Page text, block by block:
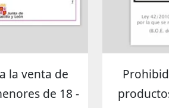
la venta de
de 18 -